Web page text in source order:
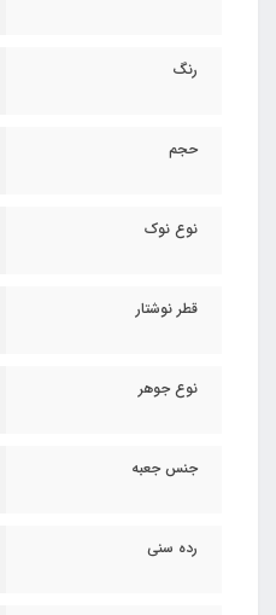
رنگ
حجم
نوع نوک
قطر نوشتار
نوع جوهر
جنس جعبه
رده سنی